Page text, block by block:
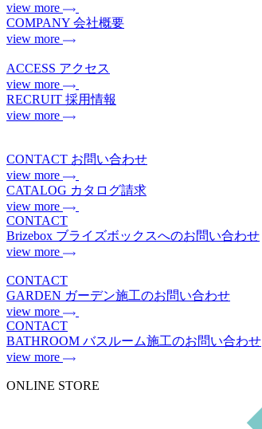
view more
COMPANY 会社概要
view more
ACCESS アクセス
view more
RECRUIT 採用情報
view more
CONTACT お問い合わせ
view more
CATALOG カタログ請求
view more
CONTACT
Brizebox ブライズボックスへのお問い合わせ
view more
CONTACT
GARDEN ガーデン施工のお問い合わせ
view more
CONTACT
BATHROOM バスルーム施工のお問い合わせ
view more
ONLINE STORE